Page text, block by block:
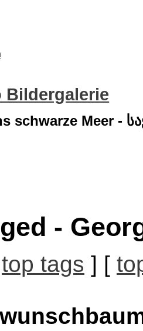
Bildergalerie
schwarze Meer -
-
top tags ] [